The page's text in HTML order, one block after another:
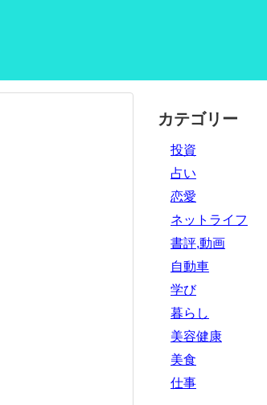
カテゴリー
投資
占い
恋愛
ネットライフ
書評,動画
自動車
学び
暮らし
美容健康
美食
仕事